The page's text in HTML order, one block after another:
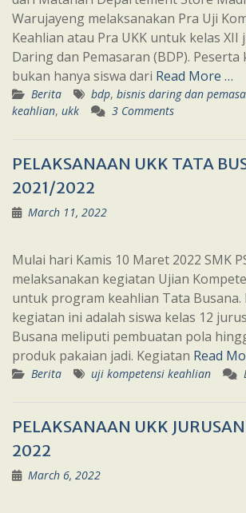
Warujayeng melaksanakan Pra Uji
Keahlian atau Pra UKK untuk kelas XII
Daring dan Pemasaran (BDP).
bukan hanya siswa dari Read More …
Berita bdp, bisnis daring dan
keahlian, ukk 3 Comments
PELAKSANAAN UKK TATA
2021/2022
March 11, 2022
Mulai hari Kamis 10 Maret 2022 SMK
melaksanakan kegiatan Ujian
untuk program keahlian Tata Busana.
kegiatan ini adalah siswa kelas 12
Busana meliputi pembuatan pola
produk pakaian jadi. Kegiatan Read
Berita uji kompetensi keahlian
PELAKSANAAN UKK
2022
March 6, 2022